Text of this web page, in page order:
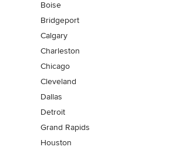
Boise
Bridgeport
Calgary
Charleston
Chicago
Cleveland
Dallas
Detroit
Grand Rapids
Houston